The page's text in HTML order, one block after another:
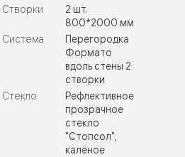
Створки
2 шт.
800*2000 мм
Система
Перегородка
Формато
вдоль стены 2
створки
Стекло
Рефлективное
прозрачное
стекло
"Стопсол",
калёное